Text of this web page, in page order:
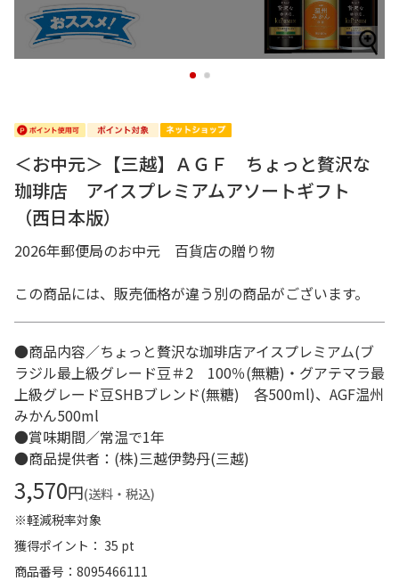
1 2
＜お中元＞【三越】ＡＧＦ ちょっと贅沢な
珈琲店 アイスプレミアムアソートギフト
（西日本版）
2026年郵便局のお中元 百貨店の贈り物
この商品には、販売価格が違う別の商品がございます。
●商品内容／ちょっと贅沢な珈琲店アイスプレミアム(ブ
ラジル最上級グレード豆＃2 100％(無糖)・グアテマラ最
上級グレード豆SHBブレンド(無糖) 各500ml)、AGF温州
みかん500ml
●賞味期間／常温で1年
●商品提供者：(株)三越伊勢丹(三越)
3,570円(送料・税込)
※軽減税率対象
獲得ポイント： 35 pt
商品番号
8095466111